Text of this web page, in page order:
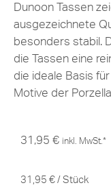
Dunoon Tassen
ausgezeichnete
besonders stabil.
die Tassen eine
die ideale Basis
Motive der
31,95 € inkl. MwSt.*
31,95 € / Stück